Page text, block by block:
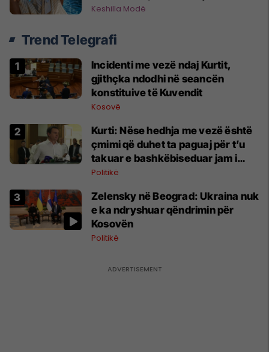
Keshilla Modë
Trend Telegrafi
Incidenti me vezë ndaj Kurtit,
gjithçka ndodhi në seancën
konstituive të Kuvendit
Kosovë
Kurti: Nëse hedhja me vezë është
çmimi që duhet ta paguaj për t’u
takuar e bashkëbiseduar jam i
lumtur ta bëj këtë
Politikë
Zelensky në Beograd: Ukraina nuk
e ka ndryshuar qëndrimin për
Kosovën
Politikë